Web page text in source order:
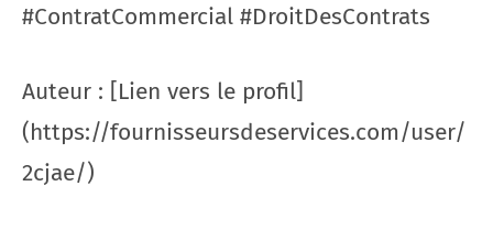
#ContratCommercial #DroitDesContrats
Auteur : [Lien vers le profil]
(https://fournisseursdeservices.com/user/
2cjae/)